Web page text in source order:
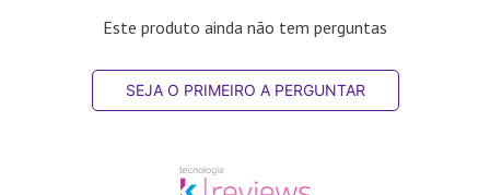
Este produto ainda não tem perguntas
SEJA O PRIMEIRO A PERGUNTAR